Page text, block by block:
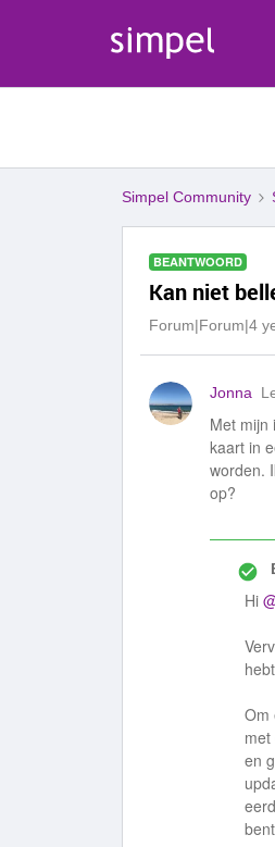
Simpel Community
BEANTWOORD
Kan niet
Forum|Forum|4
Jonna
Met mijn
kaart in
worden.
op?
Hi
Om
en